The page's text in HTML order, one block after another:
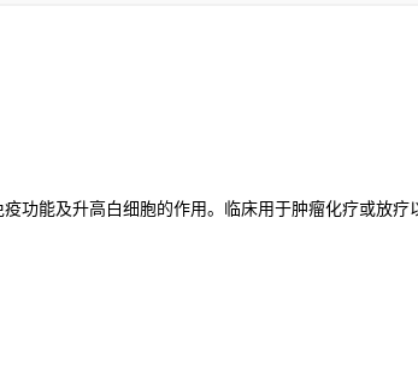
功能及升高白细胞的作用。临床用于肿瘤化疗或放